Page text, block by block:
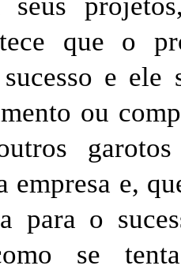
que o
e ele
ou
empresa e,
para o
se